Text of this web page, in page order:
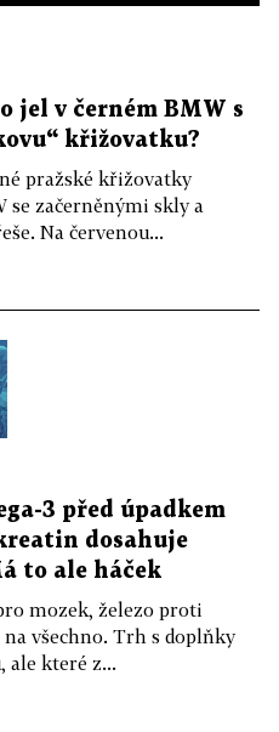
jel v černém BMW s
křižovatku?
pražské křižovatky
začerněnými skly a
Na červenou...
3 před úpadkem
dosahuje
to ale háček
mozek, železo proti
všechno. Trh s doplňky
ale které z...